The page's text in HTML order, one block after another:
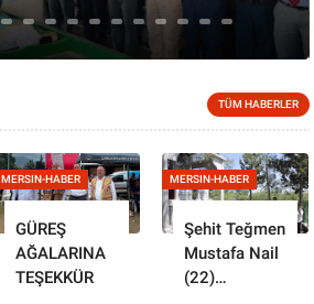
TÜM HABERLER
MERSIN-HABER
GÜREŞ
AĞALARINA
TEŞEKKÜR
MERSIN-HABER
Şehit Teğmen
Mustafa Nail
(22)